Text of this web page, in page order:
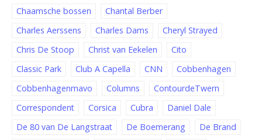
Chaamsche bossen
Chantal Berber
Charles Aerssens
Charles Dams
Cheryl Strayed
Chris De Stoop
Christ van Eekelen
Cito
Classic Park
Club A Capella CNN
Cobbenhagen
Cobbenhagenmavo
Columns
ContourdeTwern
Correspondent
Corsica Cubra
Daniel Dale
De 80 van De Langstraat
De Boemerang
De Brand